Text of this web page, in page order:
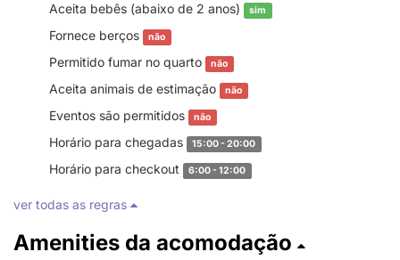
Aceita bebês (abaixo de 2 anos) sim
Fornece berços não
Permitido fumar no quarto não
Aceita animais de estimação não
Eventos são permitidos não
Horário para chegadas 15:00 - 20:00
Horário para checkout 6:00 - 12:00
ver todas as regras
Amenities da acomodação